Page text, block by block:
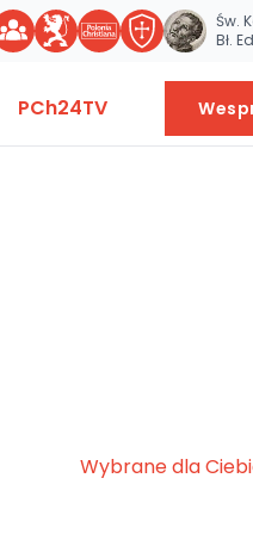
Św.
Bł.
PCh24TV
Wybrane dla